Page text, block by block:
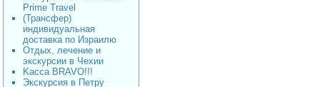
Prime Travel
(Трансфер)
индивидуальная
доставка по Израилю
Отдых, лечение и
экскурсии в Чехии
Kacca BRAVO!!!
Экскурсия в Петру